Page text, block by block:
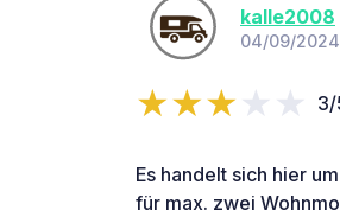
kalle2008
04/09/2024
3/
Es handelt sich hier
für max. zwei